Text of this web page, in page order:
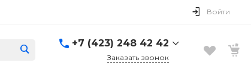
Войти
+7 (423) 248 42 42
Заказать звонок